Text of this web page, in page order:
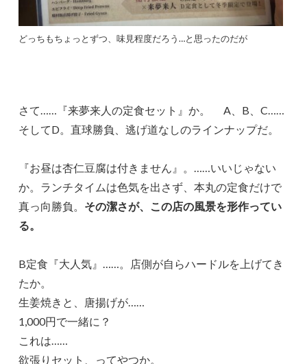
どっちもちょっとずつ、味見程度だろう…と思ったのだが
さて……『来夢来人の定食セット』か。 A、B、C……
そしてD。直球勝負、逃げ道なしのラインナップだ。
『お昼は杏仁豆腐は付きません』。……いいじゃない
か。ランチタイムは色気を出さず、本丸の定食だけで
真っ向勝負。 その潔さが、この店の風景を形作ってい
る。
B定食『大人気』……。店側が自らハードルを上げてき
たか。
生姜焼きと、唐揚げが……
1,000円で一緒に？
これは……
欲張りセット、ってやつか。